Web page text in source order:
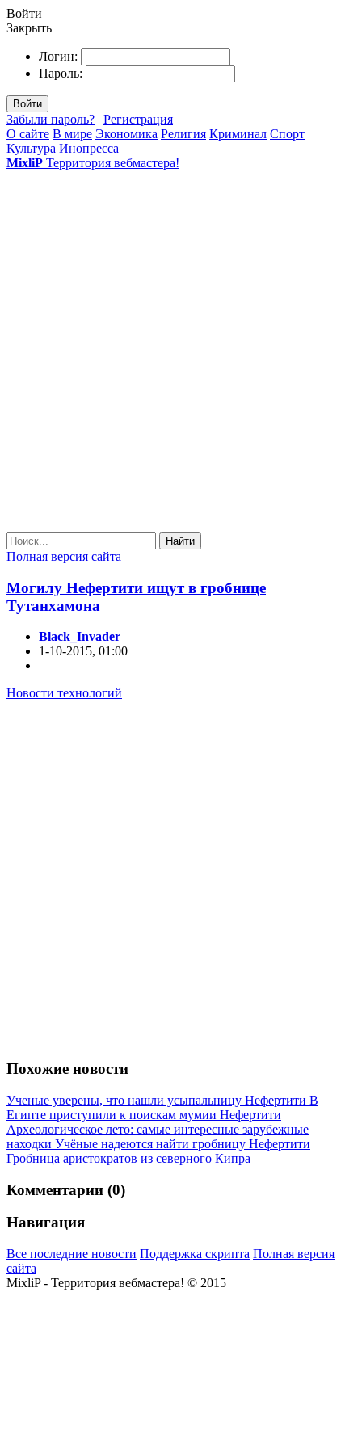
Войти
Закрыть
Логин:
Пароль:
Войти
Забыли пароль? | Регистрация
О сайте В мире Экономика Религия Криминал Спорт
Культура Инопресса
MixliP Территория вебмастера!
Найти
Полная версия сайта
Могилу Нефертити ищут в гробнице
Тутанхамона
Black_Invader
1-10-2015, 01:00
Новости технологий
Похожие новости
Ученые уверены, что нашли усыпальницу Нефертити В
Египте приступили к поискам мумии Нефертити
Археологическое лето: самые интересные зарубежные
находки Учёные надеются найти гробницу Нефертити
Гробница аристократов из северного Кипра
Комментарии (0)
Навигация
Все последние новости Поддержка скрипта Полная версия
сайта
MixliP - Территория вебмастера! © 2015